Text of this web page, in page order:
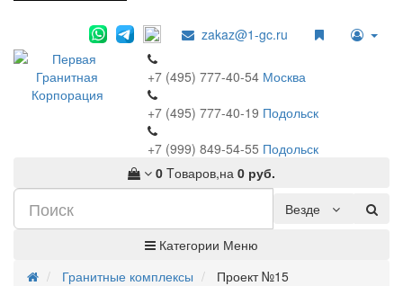
zakaz@1-gc.ru
+7 (495) 777-40-54 Москва
+7 (495) 777-40-19 Подольск
+7 (999) 849-54-55 Подольск
0 Tоваров,на 0 руб.
Везде
Категории Меню
Гранитные комплексы
Проект №15